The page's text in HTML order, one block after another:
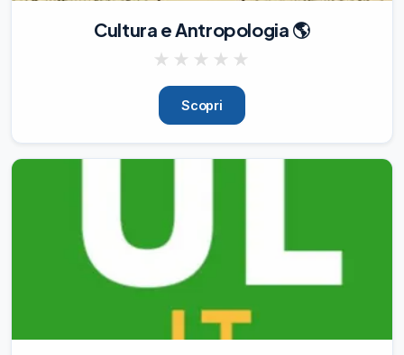
I was walking..past continuous.
I realized..past simple.
I had lost..past perfect.
Potete migliorare il vostro inglese, nello
specifico l'uso dei tempi al passato,
l'ascolto e la pronuncia, con il mio
programma di 3 settimane.
Vi guido a scrivere e a raccontare le
inglesesenzalimiti@gmail.com
06/08/26 176
Cultura e Antropologia 🌎
★ ★ ★ ★ ★
Scopri